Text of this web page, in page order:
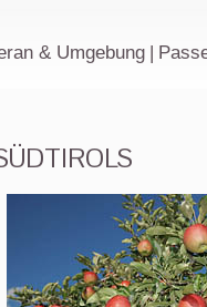
& Umgebung |